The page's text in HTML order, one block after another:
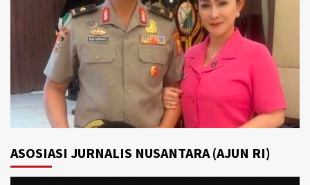
ASOSIASI JURNALIS NUSANTARA (AJUN RI)